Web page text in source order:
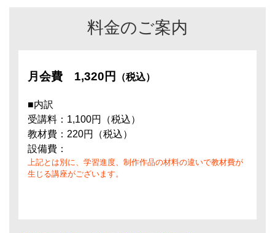
料金のご案内
月会費 1,320円 （税込）
■内訳
受講料：1,100円（税込）
教材費：220円（税込）
設備費：
上記とは別に、学習進度、制作作品の材料の違いで教材費が
生じる講座がございます。